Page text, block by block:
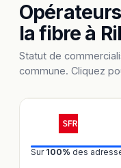
la fibre à
Statut de
commune. Cliquez
Sur 100% des